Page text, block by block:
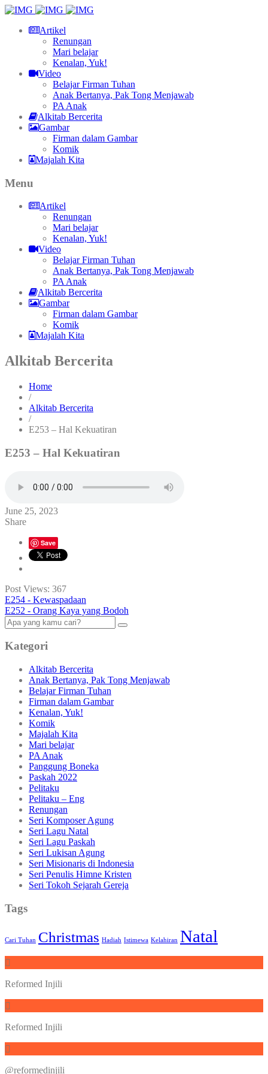
Artikel
Renungan
Mari belajar
Kenalan, Yuk!
Video
Belajar Firman Tuhan
Anak Bertanya, Pak Tong Menjawab
PA Anak
Alkitab Bercerita
Gambar
Firman dalam Gambar
Komik
Majalah Kita
Menu
Artikel
Renungan
Mari belajar
Kenalan, Yuk!
Video
Belajar Firman Tuhan
Anak Bertanya, Pak Tong Menjawab
PA Anak
Alkitab Bercerita
Gambar
Firman dalam Gambar
Komik
Majalah Kita
Alkitab Bercerita
Home
/
Alkitab Bercerita
/
E253 – Hal Kekuatiran
E253 – Hal Kekuatiran
June 25, 2023
Share
Save
Post Views: 367
E254 - Kewaspadaan
E252 - Orang Kaya yang Bodoh
Kategori
Alkitab Bercerita
Anak Bertanya, Pak Tong Menjawab
Belajar Firman Tuhan
Firman dalam Gambar
Kenalan, Yuk!
Komik
Majalah Kita
Mari belajar
PA Anak
Panggung Boneka
Paskah 2022
Pelitaku
Pelitaku – Eng
Renungan
Seri Komposer Agung
Seri Lagu Natal
Seri Lagu Paskah
Seri Lukisan Agung
Seri Misionaris di Indonesia
Seri Penulis Himne Kristen
Seri Tokoh Sejarah Gereja
Tags
Cari Tuhan Christmas Hadiah Istimewa Kelahiran Natal
Reformed Injili
Reformed Injili
@reformedinjili